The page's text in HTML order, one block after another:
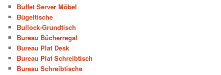
Buffet Server Möbel
Bügeltische
Bullock-Grundtisch
Bureau Bücherregal
Bureau Plat Desk
Bureau Plat Schreibtisch
Bureau Schreibtische